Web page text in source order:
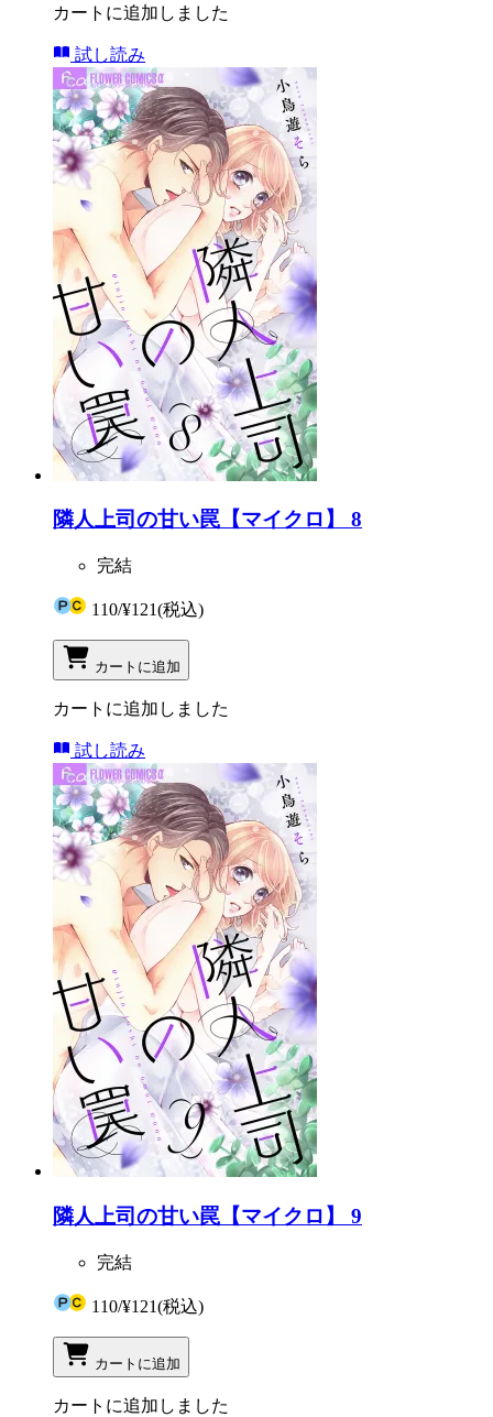
カートに追加しました
試し読み
隣人上司の甘い罠【マイクロ】 8
完結
110/¥121(税込)
カートに追加
カートに追加しました
試し読み
隣人上司の甘い罠【マイクロ】 9
完結
110/¥121(税込)
カートに追加
カートに追加しました